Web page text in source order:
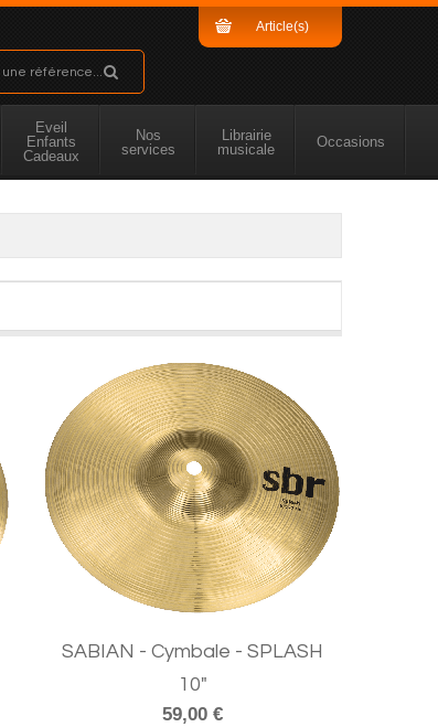
Article(s)
Eveil
Enfants
Cadeaux
Nos
services
Librairie
musicale
Occasions
SABIAN - Cymbale - SPLASH
10"
59,00 €